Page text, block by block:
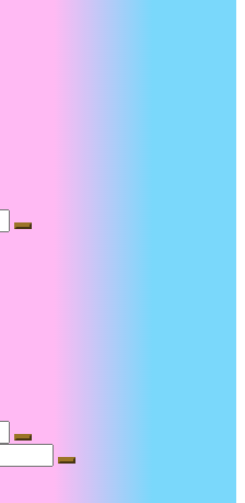
Suche
Suche
Suche